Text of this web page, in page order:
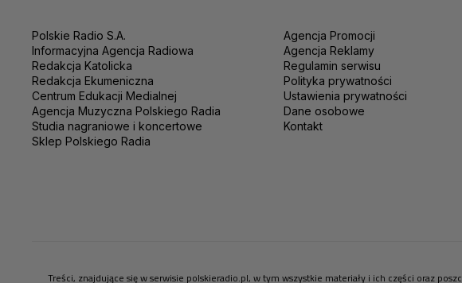
Polskie Radio S.A.
Informacyjna Agencja Radiowa
Redakcja Katolicka
Redakcja Ekumeniczna
Centrum Edukacji Medialnej
Agencja Muzyczna Polskiego Radia
Studia nagraniowe i koncertowe
Sklep Polskiego Radia
Agencja Promocji
Agencja Reklamy
Regulamin serwisu
Polityka prywatności
Ustawienia prywatności
Dane osobowe
Kontakt
Treści, znajdujące się w serwisie polskieradio.pl, w tym wszystkie materiały i ich części oraz